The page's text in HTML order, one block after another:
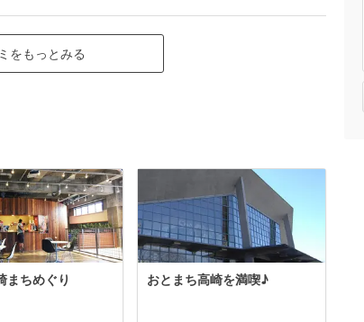
をもっとみる
まちめぐり おとまち高崎を満喫♪